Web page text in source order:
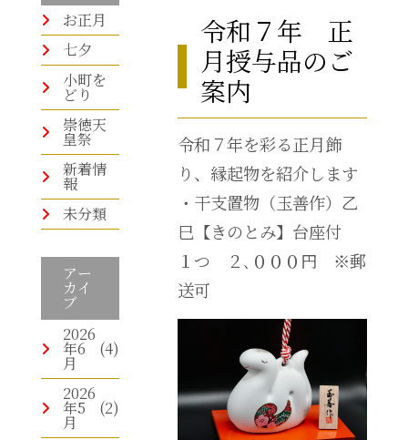
お正月
七夕
小町を
どり
崇徳天
皇祭
新着情
報
未分類
アー
カイ
ブ
2026
年6
月
(4)
2026
年5
月
(2)
令和７年 正
月授与品のご
案内
令和７年を彩る正月飾
り、縁起物を紹介します
・干支置物（玉善作）乙
巳【きのとみ】台座付
１つ ２､０００円 ※郵
送可